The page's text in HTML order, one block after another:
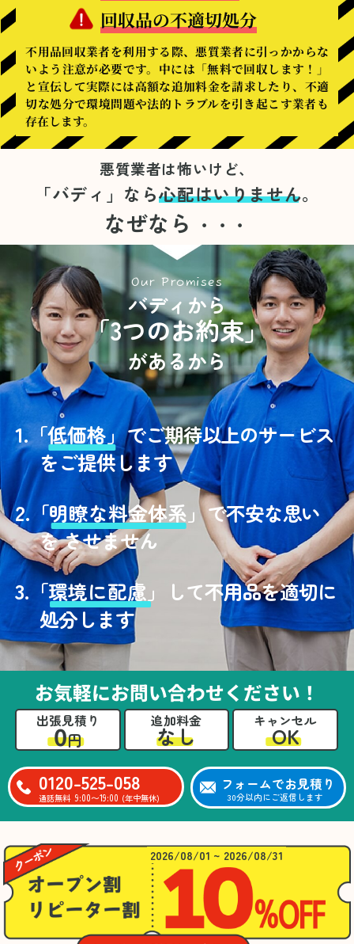
回収品の不適切処分
不用品回収業者を利用する際、悪質業者に引っかからな
いよう注意が必要です。中には「無料で回収します！」
と宣伝して実際には高額な追加料金を請求したり、不適
切な処分で環境問題や法的トラブルを引き起こす業者も
存在します。
悪質業者は怖いけど、
「バディ」なら心配はいりません。
なぜなら ・・・
Our Promises
バディから
「3つのお約束」
があるから
1.「低価格」でご期待以上のサービス
をご提供します
2.「明瞭な料金体系」で不安な思い
を させません
3. 「環境に配慮」
して不用品を適切に
処分します
お気軽にお問い合わせください！
出張見積り
0円
追加料金
なし
キャンセル
OK
0120-525-058
通話無料 9:00〜19:00 (年中無休)
フォームでお見積り
30分以内にご返信します
2026/08/01 ~ 2026/08/31